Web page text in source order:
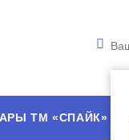
ТМ «СПАЙК»